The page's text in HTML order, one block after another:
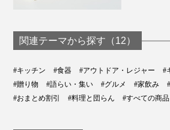
関連テーマから探す（12）
#キッチン #食器 #アウトドア・レジャー
#
#贈り物
#語らい・集い #グルメ #家飲み
#おまとめ割引
#料理と団らん #すべての商品